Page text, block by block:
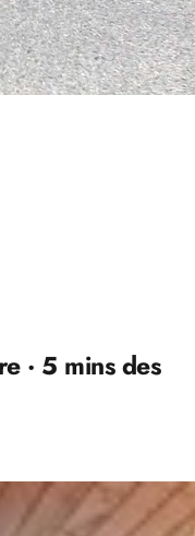
· 5 mins des